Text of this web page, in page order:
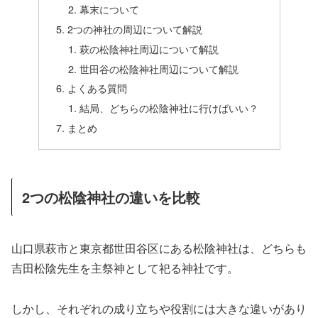
幕末について
2つの神社の周辺について解説
萩の松陰神社周辺について解説
世田谷の松陰神社周辺について解説
よくある質問
結局、どちらの松陰神社に行けばいい？
まとめ
2つの松陰神社の違いを比較
山口県萩市と東京都世田谷区にある松陰神社は、どちらも
吉田松陰先生を主祭神として祀る神社です。
しかし、それぞれの成り立ちや役割には大きな違いがあり